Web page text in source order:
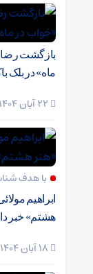
بازگشت رضا
ماه» در بلک
با هدف
ابراهیم
هشتم» خبر